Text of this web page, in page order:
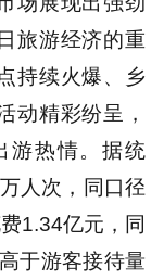
旅游经济的重
持续火爆、乡
动精彩纷呈，
游热情。据统
人次，同口径
1.34亿元，同
于游客接待量